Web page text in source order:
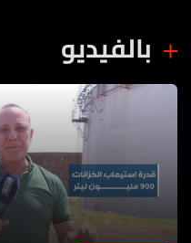
بالفيديو